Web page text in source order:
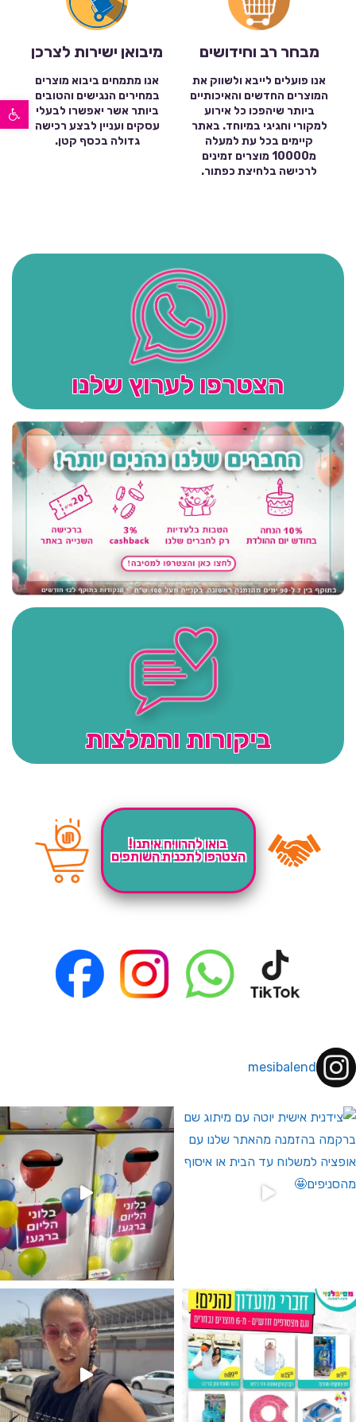
פתח סרגל נגישות
מבחר רב וחידושים
אנו פועלים לייבא ולשווק את
המוצרים החדשים והאיכותיים
ביותר שיהפכו כל אירוע
למקורי וחגיגי במיוחד. באתר
קיימים בכל עת למעלה
מ10000 מוצרים זמינים
לרכישה בלחיצת כפתור.
מיבואן ישירות לצרכן
אנו מתמחים ביבוא מוצרים
במחירים הנגישים והטובים
ביותר אשר יאפשרו לבעלי
עסקים ועניין לבצע רכישה
גדולה בכסף קטן.
הצטרפו לערוץ שלנו
ביקורות והמלצות
בואו להרוויח איתנו!
הצטרפו לתכנית השותפים
mesibalend
לחברי מועדון ומצטרפים חדשים🤍
מין העובר רק במסיבלנד !! קיים